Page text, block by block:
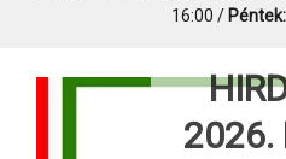
16:00 / Péntek:
2026.